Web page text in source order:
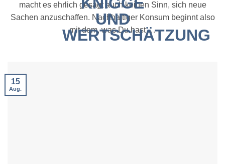
macht es ehrlich gesagt auch keinen Sinn, sich neue
Sachen anzuschaffen. Nachhaltiger Konsum beginnt also
mit dem, was Du hast …
15
Aug.